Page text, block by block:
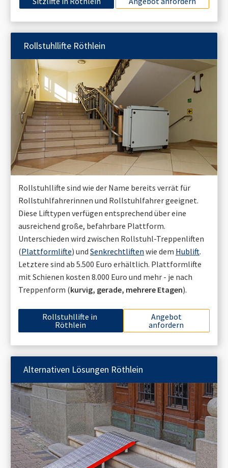
Rollstuhllifte Röthlein
Rollstuhllifte sind wie der Name bereits verrät für
Rollstuhlfahrerinnen und Rollstuhlfahrer geeignet.
Diese Lifttypen verfügen entsprechend über eine
ausreichend große, befahrbare Plattform.
Unterschieden wird zwischen Rollstuhl-Treppenliften
(Plattformlifte) und Senkrechtliften wie dem Hublift.
Letztere sind ab 5.500 Euro erhältlich. Plattformlifte
mit Schienen kosten 8.000 Euro und mehr - je nach
Treppenform (kurvig, gerade, mehrere Etagen).
Rollstuhllifte in
Röthlein
Angebot
anfordern
Alternativen Lösungen Röthlein